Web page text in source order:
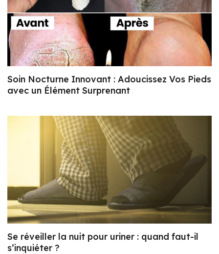
Soin Nocturne Innovant : Adoucissez Vos Pieds
avec un Élément Surprenant
Se réveiller la nuit pour uriner : quand faut-il
s’inquiéter ?